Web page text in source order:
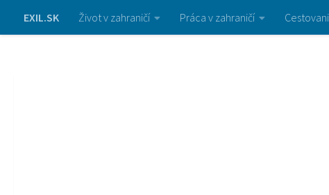
EXIL.SK Život v zahraničí Práca v zahraničí